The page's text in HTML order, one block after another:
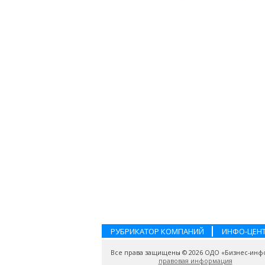
РУБРИКАТОР КОМПАНИЙ ИНФО-
Все права защищены © 2026 ОДО «Бизнес-
правовая информация